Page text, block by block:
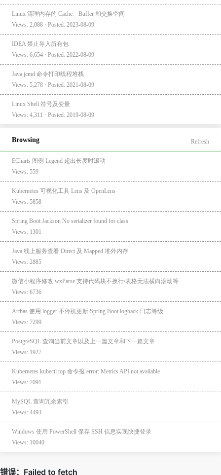
Linux 清理内存的 Cache、Buffer 和交换空间
Views: 2,088 · Posted: 2023-08-09
IDEA 禁止导入所有包
Views: 6,654 · Posted: 2022-08-09
Java jcmd 命令打印线程堆栈
Views: 5,278 · Posted: 2021-08-09
Linux Shell 符号及变量
Views: 4,311 · Posted: 2019-08-09
Browsing Refresh
ECharts 图例 Legend 超出长度时滚动
Views: 559
Kubernetes 可视化工具 Lens 及 OpenLens
Views: 5858
Spring Boot Jackson No serializer found for class
Views: 1301
Java 线上服务查看 Direct 及 Mapped 堆外内存
Views: 2885
微信小程序修改 wxParse 支持代码块不换行/表格无法横向滚动等
Views: 6736
Arthas 使用 logger 不停机更新 Spring Boot logback 日志等级
Views: 7299
PostgreSQL 查询当前文章以及上一篇文章和下一篇文章
Views: 1927
Kubernetes kubectl top 命令报 error: Metrics API not available
Views: 7091
MySQL 查询冗余索引
Views: 4493
Windows 使用 PowerShell 保存 SSH 信息实现快捷登录
Views: 10040